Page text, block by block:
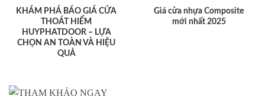
KHÁM PHÁ BÁO GIÁ CỬA
THOÁT HIỂM
HUYPHATDOOR – LỰA
CHỌN AN TOÀN VÀ HIỆU
QUẢ
Giá cửa nhựa Composite
mới nhất 2025